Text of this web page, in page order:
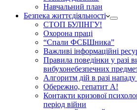
Навчальний план
Безпека життєдіяльності
СТОП БУЛІНГУ!
Охорона праці
“Спали ФСБШника”
Важливі інформаційні
Правила поведінки у разі
вибухонебезпечних
Алгоритм дій в разі нападу
Обережно, гепатит А!
Контакти кризової
період війни